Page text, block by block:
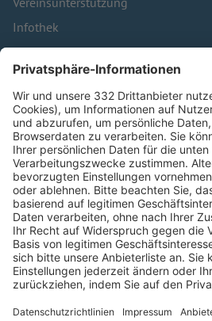
Infothek
Kontakt
HÄUFIG BESUCHTE SEITEN
Pässe und Vereinswechsel
Trainerausbildung
Schulungsangebot Vereinsmitarbeiter
BFV-Geschäftsstellen
Trainerbörse
Login SpielPlus
FOLGE DEM BFV